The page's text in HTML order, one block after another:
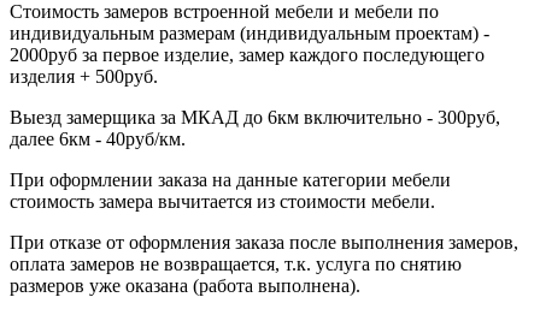
Стоимость замеров встроенной мебели и мебели по
индивидуальным размерам (индивидуальным проектам) -
2000руб за первое изделие, замер каждого последующего
изделия + 500руб.
Выезд замерщика за МКАД до 6км включительно - 300руб,
далее 6км - 40руб/км.
При оформлении заказа на данные категории мебели
стоимость замера вычитается из стоимости мебели.
При отказе от оформления заказа после выполнения замеров,
оплата замеров не возвращается, т.к. услуга по снятию
размеров уже оказана (работа выполнена).